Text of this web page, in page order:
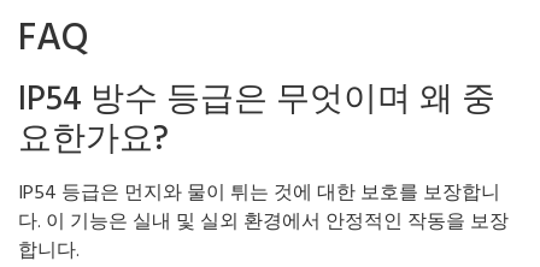
FAQ
IP54 방수 등급은 무엇이며 왜 중
요한가요?
IP54 등급은 먼지와 물이 튀는 것에 대한 보호를 보장합니
다. 이 기능은 실내 및 실외 환경에서 안정적인 작동을 보장
합니다.